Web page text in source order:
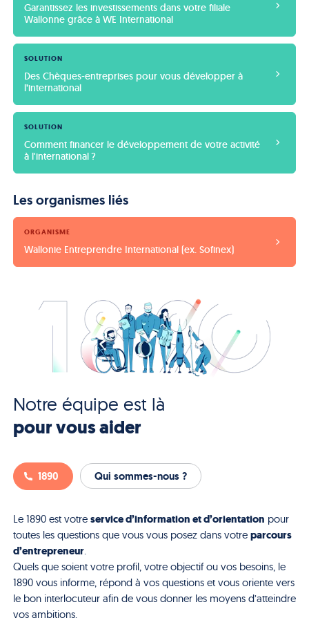
Garantissez les investissements dans votre filiale
Wallonne grâce à WE International
SOLUTION
Des Chèques-entreprises pour vous développer à
l’international
SOLUTION
Comment financer le développement de votre activité
à l'international ?
Les organismes liés
ORGANISME
Wallonie Entreprendre International (ex. Sofinex)
Notre équipe est là
pour vous aider
1890 Qui sommes-nous ?
Le 1890 est votre service d’information et d’orientation pour
toutes les questions que vous vous posez dans votre parcours
d’entrepreneur.
Quels que soient votre profil, votre objectif ou vos besoins, le
1890 vous informe, répond à vos questions et vous oriente vers
le bon interlocuteur afin de vous donner les moyens d’atteindre
vos ambitions.